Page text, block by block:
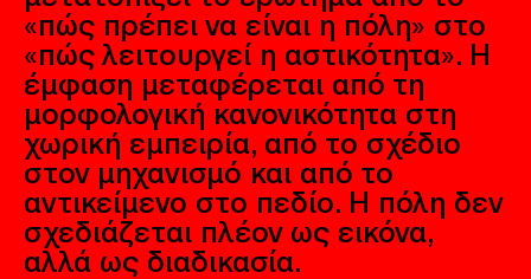
«πώς πρέπει να είναι η πόλη» στο
«πώς λειτουργεί η αστικότητα». Η
έμφαση μεταφέρεται από τη
μορφολογική κανονικότητα στη
χωρική εμπειρία, από το σχέδιο
στον μηχανισμό και από το
αντικείμενο στο πεδίο. Η πόλη δεν
σχεδιάζεται πλέον ως εικόνα,
αλλά ως διαδικασία.